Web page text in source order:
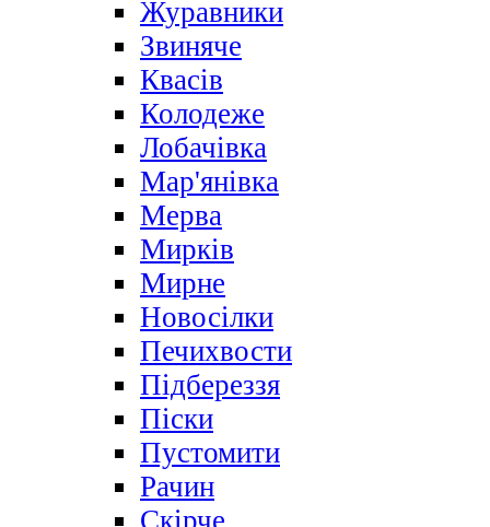
Журавники
Звиняче
Квасів
Колодеже
Лобачівка
Мар'янівка
Мерва
Мирків
Мирне
Новосілки
Печихвости
Підбереззя
Піски
Пустомити
Рачин